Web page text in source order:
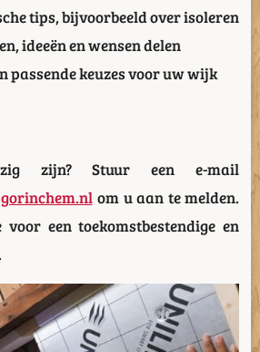
tips, bijvoorbeeld over isoleren
ideeën en wensen delen
passende keuzes voor uw wijk
zijn? Stuur een e-mail
om u aan te melden.
voor een toekomstbestendige en